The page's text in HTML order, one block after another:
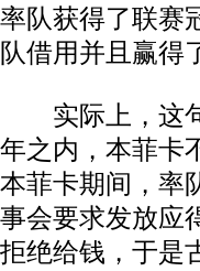
率队获得了联赛
队借用并且赢得
实际上，这句
年之内，本菲卡
本菲卡期间，率
事会要求发放应
拒绝给钱，于是